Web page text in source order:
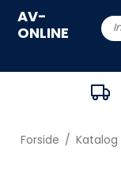
AV-
ONLINE
Forside / Katalog